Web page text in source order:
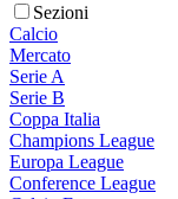
Sezioni
Calcio
Mercato
Serie A
Serie B
Coppa Italia
Champions League
Europa League
Conference League